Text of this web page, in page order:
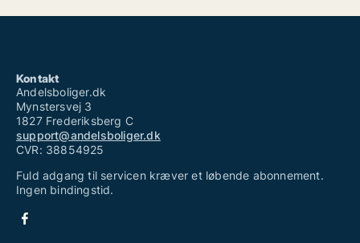
Kontakt
Andelsboliger.dk
Mynstersvej 3
1827 Frederiksberg C
support@andelsboliger.dk
CVR: 38854925
Fuld adgang til servicen kræver et løbende abonnement.
Ingen bindingstid.